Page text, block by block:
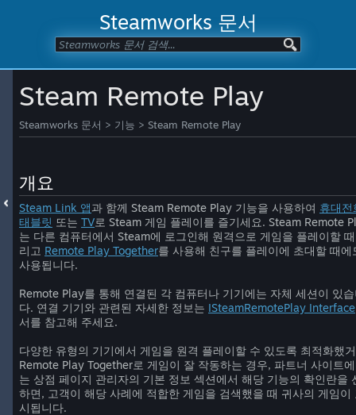
Steamworks 문서
Steam Remote Play
Steamworks 문서 > 기능 > Steam Remote Play
개요
Steam Link 앱과 함께 Steam Remote Play 기능을 사용하여 휴대전
태블릿 또는 TV로 Steam 게임 플레이를 즐기세요. Steam Remote
는 다른 컴퓨터에서 Steam에 로그인해 원격으로 게임을 플레이할
리고 Remote Play Together를 사용해 친구를 플레이에 초대할 때에
사용됩니다.
Remote Play를 통해 연결된 각 컴퓨터나 기기에는 자체 세션이 있
다. 연결 기기와 관련된 자세한 정보는 ISteamRemotePlay Interface
서를 참고해 주세요.
다양한 유형의 기기에서 게임을 원격 플레이할 수 있도록 최적화했
Remote Play Together로 게임이 잘 작동하는 경우, 파트너 사이트
는 상점 페이지 관리자의 기본 정보 섹션에서 해당 기능의 확인란을
하면, 고객이 해당 사례에 적합한 게임을 검색했을 때 귀사의 게임이
시됩니다.